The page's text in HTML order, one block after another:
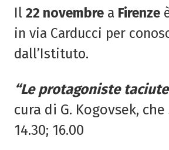
Il 22 novembre a Firenze
in via Carducci per
dall’Istituto.
“Le protagoniste
cura di G. Kogovsek,
14.30; 16.00